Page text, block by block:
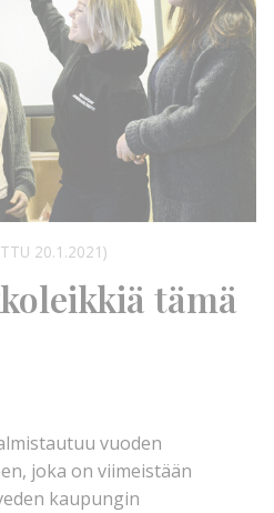
20.1.2021)
tämä
vuoden
joka on viimeistään
kaupungin